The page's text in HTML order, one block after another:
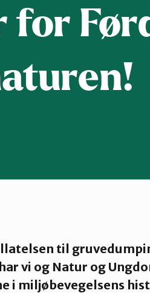
for
til
vi og Natur og
i miljøbevegelsens